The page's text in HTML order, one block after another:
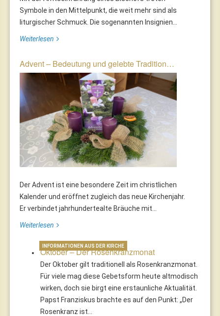
Symbole in den Mittelpunkt, die weit mehr sind als
liturgischer Schmuck. Die sogenannten Insignien...
Weiterlesen
Advent – Bedeutung und gelebte Tradition…
Der Advent ist eine besondere Zeit im christlichen
Kalender und eröffnet zugleich das neue Kirchenjahr.
Er verbindet jahrhundertealte Bräuche mit...
Weiterlesen
Oktober – Der Rosenkranzmonat
Der Oktober gilt traditionell als Rosenkranzmonat.
Für viele mag diese Gebetsform heute altmodisch
wirken, doch sie birgt eine erstaunliche Aktualität.
Papst Franziskus brachte es auf den Punkt: „Der
Rosenkranz ist…
INFORMATIONEN AUS DER KIRCHE